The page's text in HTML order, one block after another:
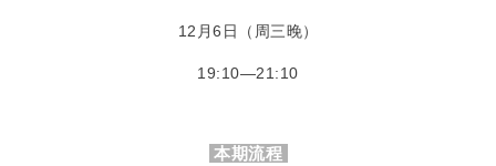
12月6日（周三晚）
19:10—21:10
本期流程